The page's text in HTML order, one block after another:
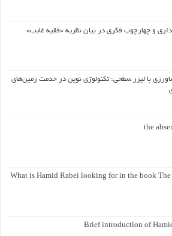
و چهارچوب فکری در بیان نظریه «فقیه غایب»
با لیزر سطحی: تکنولوژی نوین در خدمت زمین‌های
the
What is Hamid Rabei looking for in the book The
Brief introduction of